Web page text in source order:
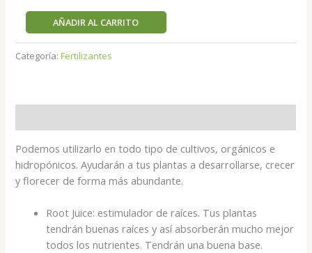
AÑADIR AL CARRITO
Categoría:Fertilizantes
Podemos utilizarlo en todo tipo de cultivos, orgánicos e
hidropónicos. Ayudarán a tus plantas a desarrollarse, crecer
y florecer de forma más abundante.
Root Juice: estimulador de raíces. Tus plantas
tendrán buenas raíces y así absorberán mucho mejor
todos los nutrientes. Tendrán una buena base.